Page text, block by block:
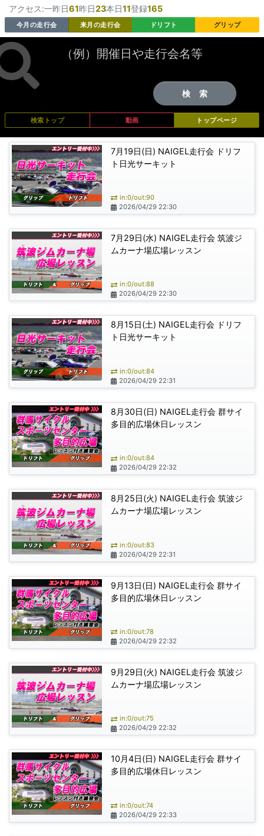
コンテンツにスキップする
アクセス:一昨日61昨日23本日11登録165
今月の走行会 来月の走行会 ドリフト グリップ
検 索
検索トップ 動画 トップページ
7月19日(日) NAIGEL走行会 ドリフ
ト日光サーキット
in:0/out:90
2026/04/29 22:30
7月29日(水) NAIGEL走行会 筑波ジ
ムカーナ場広場レッスン
in:0/out:88
2026/04/29 22:30
8月15日(土) NAIGEL走行会 ドリフ
ト日光サーキット
in:0/out:84
2026/04/29 22:31
8月30日(日) NAIGEL走行会 群サイ
多目的広場休日レッスン
in:0/out:84
2026/04/29 22:32
8月25日(火) NAIGEL走行会 筑波ジ
ムカーナ場広場レッスン
in:0/out:83
2026/04/29 22:31
9月13日(日) NAIGEL走行会 群サイ
多目的広場休日レッスン
in:0/out:78
2026/04/29 22:32
9月29日(火) NAIGEL走行会 筑波ジ
ムカーナ場広場レッスン
in:0/out:75
2026/04/29 22:32
10月4日(日) NAIGEL走行会 群サイ
多目的広場休日レッスン
in:0/out:74
2026/04/29 22:33